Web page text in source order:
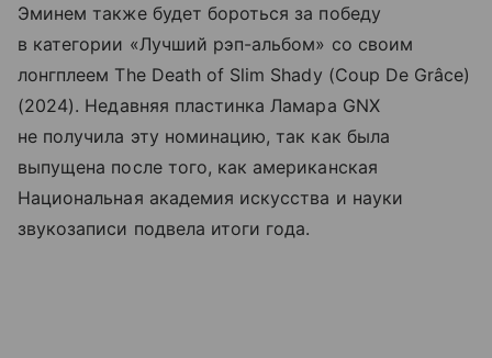
Эминем также будет бороться за победу
в категории «Лучший рэп-альбом» со своим
лонгплеем The Death of Slim Shady (Coup De Grâce)
(2024). Недавняя пластинка Ламара GNX
не получила эту номинацию, так как была
выпущена после того, как американская
Национальная академия искусства и науки
звукозаписи подвела итоги года.